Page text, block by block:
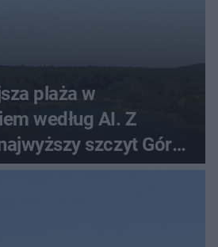
plaża w
według AI. Z
szczyt Gór